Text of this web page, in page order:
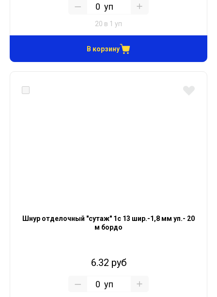
уп
20 в 1 уп
В корзину
Шнур отделочный "сутаж" 1с 13 шир.-1,8 мм уп.- 20
м бордо
6.32 руб
уп